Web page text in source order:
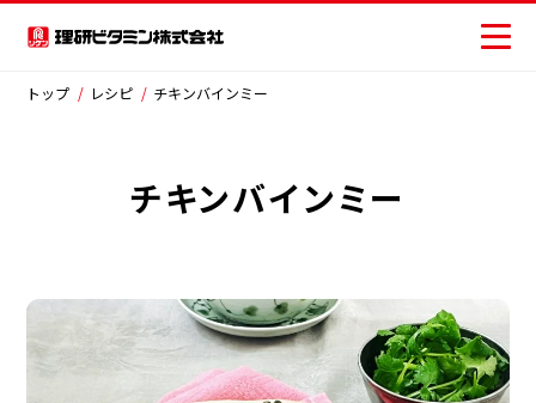
商品情報
おいしさの提案
お客様相談センター
トップ レシピ チキンバインミー
チキンバインミー
×
商品から探す
ジャンルから探す